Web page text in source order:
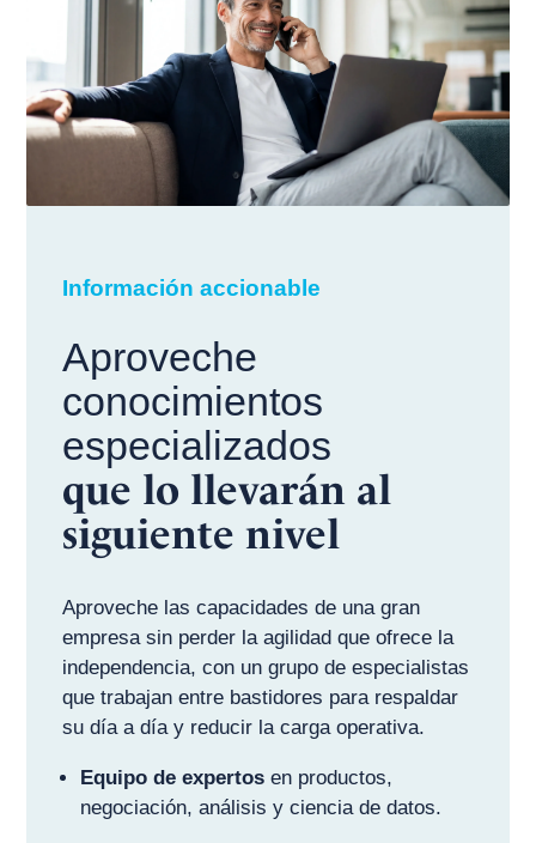
Información accionable
Aproveche
conocimientos
especializados
que lo llevarán al
siguiente nivel
Aproveche las capacidades de una gran
empresa sin perder la agilidad que ofrece la
independencia, con un grupo de especialistas
que trabajan entre bastidores para respaldar
su día a día y reducir la carga operativa.
Equipo de expertos en productos,
negociación, análisis y ciencia de datos.